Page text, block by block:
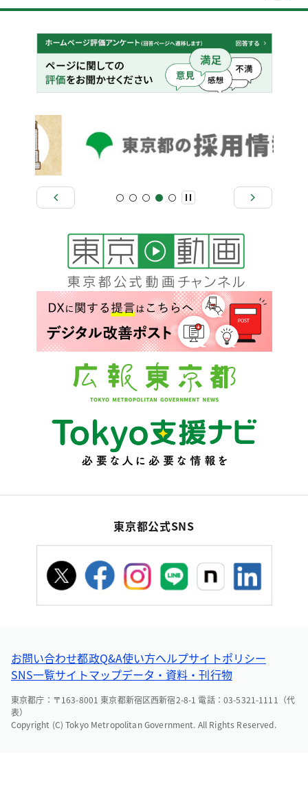
東京都公式SNS
お問い合わせ都政Q&A使い方ヘルプサイトポリシー
SNS一覧サイトマップデータ・資料・刊行物
東京都庁：〒163-8001 東京都新宿区西新宿2-8-1 電話：03-5321-1111（代
表）
Copyright (C) Tokyo Metropolitan Government. All Rights Reserved.